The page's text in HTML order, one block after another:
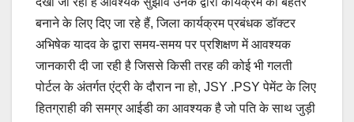
बनाने के लिए दिए जा रहे हैं, जिला कार्यक्रम प्रबंधक डॉक्टर
अभिषेक यादव के द्वारा समय-समय पर प्रशिक्षण में आवश्यक
जानकारी दी जा रही है जिससे किसी तरह की कोई भी गलती
पोर्टल के अंतर्गत एंट्री के दौरान ना हो, JSY .PSY पेमेंट के लिए
हितग्राही की समग्र आईडी का आवश्यक है जो पति के साथ जुड़ी